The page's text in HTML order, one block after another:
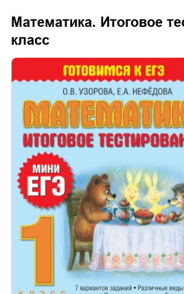
Математика. Итоговое
класс